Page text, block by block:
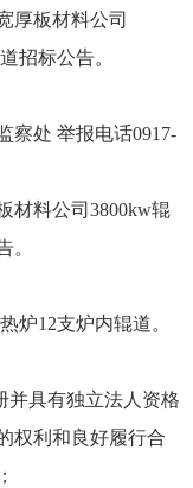
厚板材料公司
招标公告。
察处 举报电话0917-
材料公司3800kw辊
。
炉12支炉内辊道。
并具有独立法人资格
权利和良好履行合